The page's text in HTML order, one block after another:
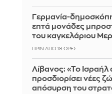
Γερμανία-
επτά μονάδες
του καγκελάριου
ΠΡΙΝ ΑΠΌ 18 ΏΡΕΣ
Λίβανος: «Το Ισραήλ
προσδιορίσει νέες
απόσυρση του